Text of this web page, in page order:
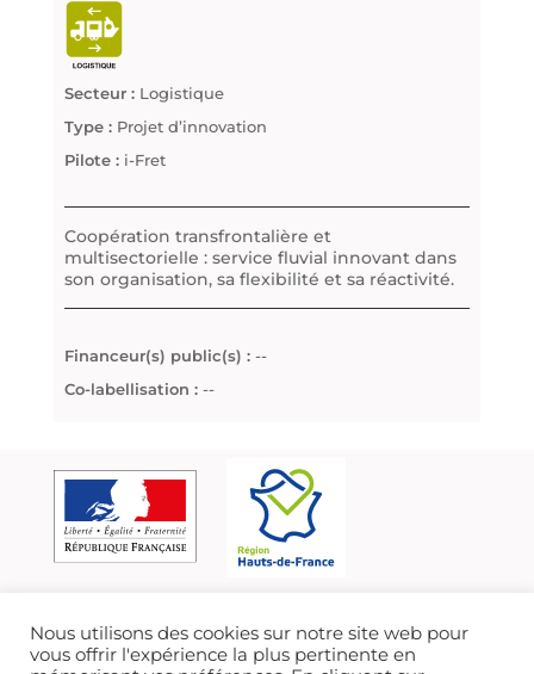
Secteur : Logistique
Type : Projet d’innovation
Pilote : i-Fret
Coopération transfrontalière et
multisectorielle : service fluvial innovant dans
son organisation, sa flexibilité et sa réactivité.
Financeur(s) public(s) : --
Co-labellisation : --
Nous utilisons des cookies sur notre site web pour
vous offrir l'expérience la plus pertinente en